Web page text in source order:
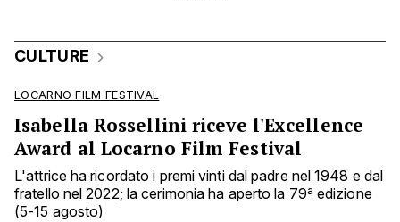
CULTURE
LOCARNO FILM FESTIVAL
Isabella Rossellini riceve l'Excellence
Award al Locarno Film Festival
L'attrice ha ricordato i premi vinti dal padre nel 1948 e dal
fratello nel 2022; la cerimonia ha aperto la 79ª edizione
(5-15 agosto)